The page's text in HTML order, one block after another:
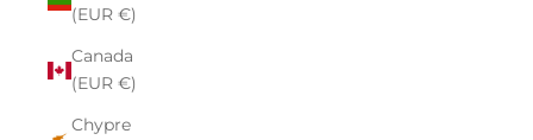
(EUR €)
Canada
(EUR €)
Chypre